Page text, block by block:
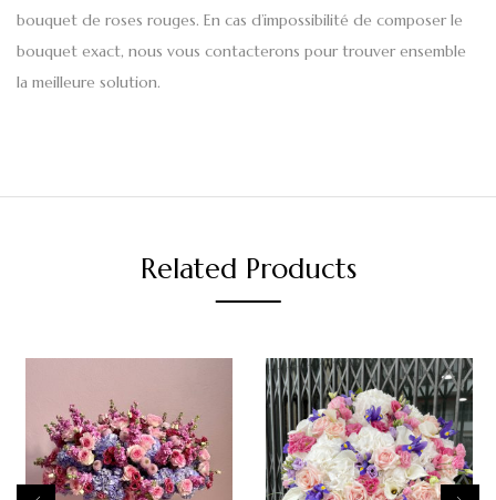
bouquet de roses rouges. En cas d’impossibilité de composer le
bouquet exact, nous vous contacterons pour trouver ensemble
la meilleure solution.
Related Products